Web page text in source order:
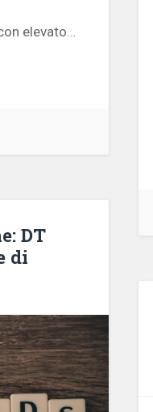
elevato…
DT
di